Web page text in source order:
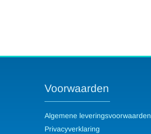
Voorwaarden
Algemene leveringsvoorwaarden
Privacyverklaring